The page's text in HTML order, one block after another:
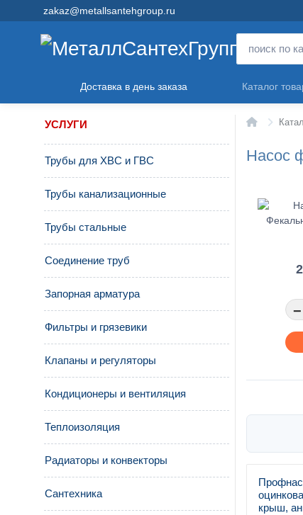
zakaz@metallsantehgroup.ru
Доставка в день заказа Каталог
УСЛУГИ
Трубы для ХВС и ГВС
Трубы канализационные
Трубы стальные
Соединение труб
Запорная арматура
Фильтры и грязевики
Клапаны и регуляторы
Кондиционеры и вентиляция
Теплоизоляция
Радиаторы и конвекторы
Сантехника
Главная
Насос
−
крыш,